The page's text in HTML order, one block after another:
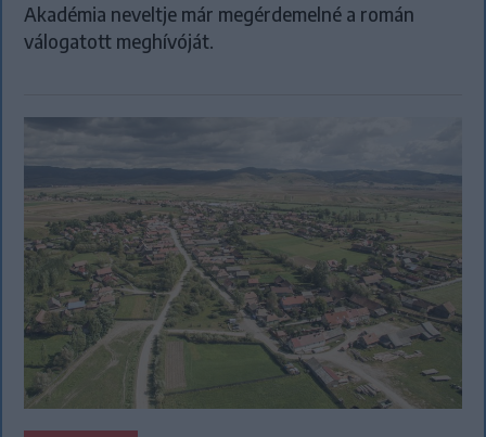
Akadémia neveltje már megérdemelné a román
válogatott meghívóját.